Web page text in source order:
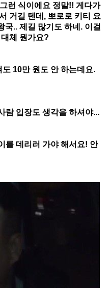
런 식이에요 정말!! 게다가
거길 텐데, 뽀로로 키티 요
국.. 제길 많기도 하네. 이걸
체 뭔가요?
10만 원도 안 하는데요.
람 입장도 생각을 하셔야...
를 데리러 가야 해서요! 안